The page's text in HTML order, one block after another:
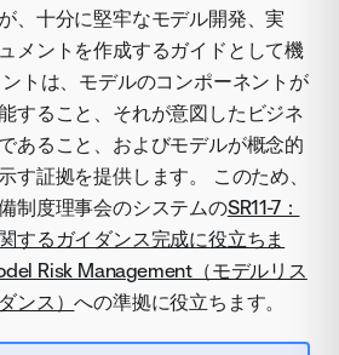
、十分に堅牢なモデル開発、実
メントを作成するガイドとして機
トは、モデルのコンポーネントが
すること、それが意図したビジネ
あること、およびモデルが概念的
す証拠を提供します。 このため、
制度理事会のシステムのSR11-7：
するガイダンス完成に役立ちま
Risk Management（モデルリス
ンス）への準拠に役立ちます。